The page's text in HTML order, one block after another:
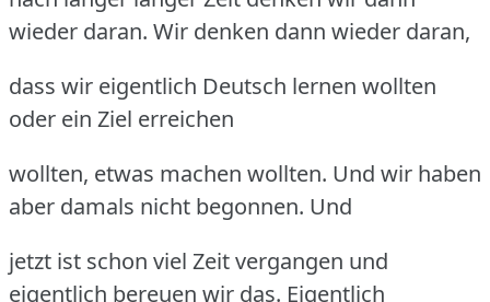
wieder daran. Wir denken dann wieder daran,
dass wir eigentlich Deutsch lernen wollten
oder ein Ziel erreichen
wollten, etwas machen wollten. Und wir haben
aber damals nicht begonnen. Und
jetzt ist schon viel Zeit vergangen und
eigentlich bereuen wir das. Eigentlich